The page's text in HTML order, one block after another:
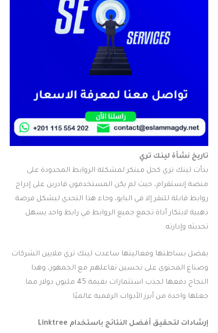
تاريخ نشأة لينك تري
بدأت لينك تري كحل مبتكر لمشكلة الروابط المحدودة على
منصة إنستقرام، حيث لم يكن المستخدمون قادرين على إدراج
روابط قابلة للنقر إلا في البايو، وجاء هذا التحدي ليشكل فرصة
ذهبية لابتكار أداة تجمع جميع الروابط في رابط واحد يسهل
تحديثه وإدارته.
بفضل بساطتها وفعاليتها ساعدت لينك تري ملايين الشركات
وصناع المحتوى على تحسين تفاعلهم مع الجمهور، وهذا
النجاح دفعها لجذب استثمارات بقيمة 45 مليون دولار مما
جعلها واحدة من أبرز الأدوات الرقمية عالميًا
إرشادات لتحقيق أفضل النتائج باستخدام Linktree